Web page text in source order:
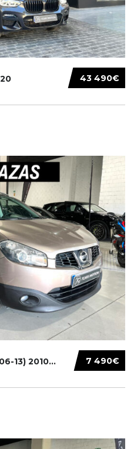
43 490€
7 490€
13) 2010...